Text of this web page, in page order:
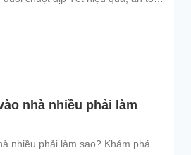
tâm.
nhà nhiều phải làm
nhiều phải làm sao? Khám phá